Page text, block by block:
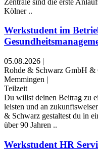
Kölner ..
Werkstudent im
05.08.2026 |
Rohde & Schwarz GmbH &
Memmingen |
Teilzeit
Du willst deinen Beitrag zu
leisten und an
& Schwarz gestaltest du in
über 90 Jahren ..
Werkstudent HR